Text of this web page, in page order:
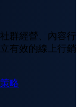
群經營、內容行
有效的線上行銷
略